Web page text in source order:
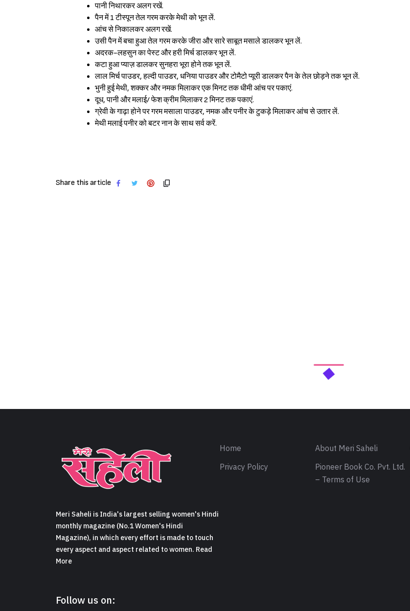
पानी निथारकर अलग रखें.
पैन में 1 टीस्पून तेल गरम करके मेथी को भून लें.
आंच से निकालकर अलग रखें.
उसी पैन में बचा हुआ तेल गरम करके जीरा और सारे साबूत मसाले डालकर भून लें.
अदरक-लहसुन का पेस्ट और हरी मिर्च डालकर भून लें.
कटा हुआ प्याज़ डालकर सुनहरा भूरा होने तक भून लें.
लाल मिर्च पाउडर, हल्दी पाउडर, धनिया पाउडर और टोमैटो प्यूरी डालकर पैन के तेल छोड़ने तक भून लें.
भुनी हुई मेथी, शक्कर और नमक मिलाकर एक मिनट तक धीमी आंच पर पकाएं.
दूध, पानी और मलाई/ फेश क्रीम मिलाकर 2 मिनट तक पकाएं.
ग्रेवी के गाढ़ा होने पर गरम मसाला पाउडर, नमक और पनीर के टुकड़े मिलाकर आंच से उतार लें.
मेथी मलाई पनीर को बटर नान के साथ सर्व करें.
Share this article
Meri Saheli is India's largest selling women's Hindi
monthly magazine (No.1 Women's Hindi
Magazine), in which every effort is made to touch
every aspect and aspect related to women. Read
More
Follow us on:
Home About Meri Saheli
Privacy Policy
Pioneer Book Co. Pvt. Ltd.
– Terms of Use